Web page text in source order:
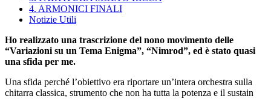
4. ARMONICI FINALI
Notizie Utili
Ho realizzato una trascrizione del nono movimento delle
“Variazioni su un Tema Enigma”, “Nimrod”, ed è stato quasi
una sfida per me.
Una sfida perché l’obiettivo era riportare un’intera orchestra sulla
chitarra classica, strumento che non ha tutta la potenza e il sustain